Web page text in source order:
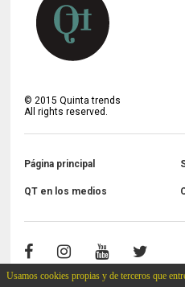
Usamos cookies propias y de terceros que
© 2015 Quinta trends
All rights reserved.
Página principal
QT en los medios